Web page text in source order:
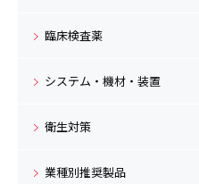
臨床検査薬
システム・機材・装置
衛生対策
業種別推奨製品